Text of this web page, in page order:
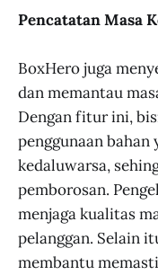
Pencatatan Masa
BoxHero juga
dan memantau
Dengan fitur ini,
penggunaan bahan
kedaluwarsa,
pemborosan.
menjaga kualitas
pelanggan. Selain
membantu